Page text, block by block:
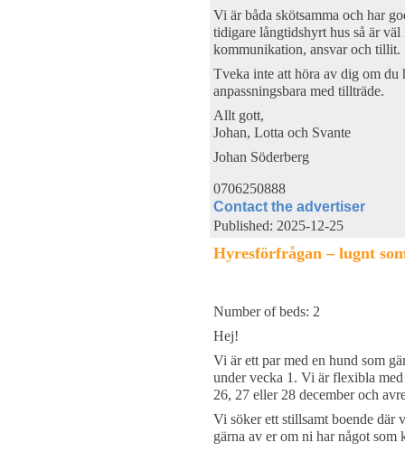
Vi är båda skötsamma och har
tidigare långtidshyrt hus så är
kommunikation, ansvar och tillit.
Tveka inte att höra av dig om du
anpassningsbara med tillträde.
Allt gott,
Johan, Lotta och Svante
Johan Söderberg
0706250888
Contact the advertiser
Published: 2025-12-25
Hyresförfrågan – lugnt
Number of beds: 2
Hej!
Vi är ett par med en hund som
under vecka 1. Vi är flexibla
26, 27 eller 28 december och
Vi söker ett stillsamt boende där
gärna av er om ni har något som